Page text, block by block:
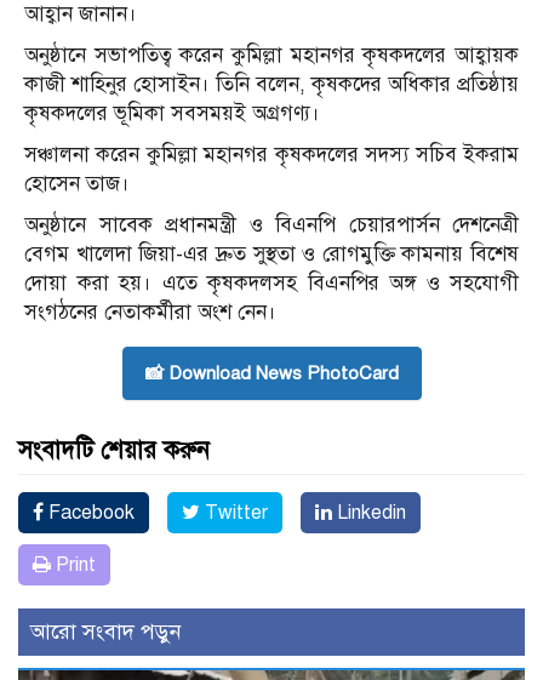
আহ্বান জানান।
অনুষ্ঠানে সভাপতিত্ব করেন কুমিল্লা মহানগর কৃষকদলের আহ্বায়ক
কাজী শাহিনুর হোসাইন। তিনি বলেন, কৃষকদের অধিকার প্রতিষ্ঠায়
কৃষকদলের ভূমিকা সবসময়ই অগ্রগণ্য।
সঞ্চালনা করেন কুমিল্লা মহানগর কৃষকদলের সদস্য সচিব ইকরাম
হোসেন তাজ।
অনুষ্ঠানে সাবেক প্রধানমন্ত্রী ও বিএনপি চেয়ারপার্সন দেশনেত্রী
বেগম খালেদা জিয়া-এর দ্রুত সুস্থতা ও রোগমুক্তি কামনায় বিশেষ
দোয়া করা হয়। এতে কৃষকদলসহ বিএনপির অঙ্গ ও সহযোগী
সংগঠনের নেতাকর্মীরা অংশ নেন।
📸 Download News PhotoCard
সংবাদটি শেয়ার করুন
Facebook Twitter Linkedin
Print
আরো সংবাদ পড়ুন